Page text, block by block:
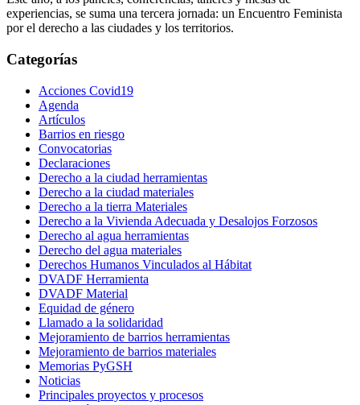
experiencias, se suma una tercera jornada: un Encuentro Feminista
por el derecho a las ciudades y los territorios.
Categorías
Acciones Covid19
Agenda
Artículos
Barrios en riesgo
Convocatorias
Declaraciones
Derecho a la ciudad herramientas
Derecho a la ciudad materiales
Derecho a la tierra Materiales
Derecho a la Vivienda Adecuada y Desalojos Forzosos
Derecho al agua herramientas
Derecho del agua materiales
Derechos Humanos Vinculados al Hábitat
DVADF Herramienta
DVADF Material
Equidad de género
Llamado a la solidaridad
Mejoramiento de barrios herramientas
Mejoramiento de barrios materiales
Memorias PyGSH
Noticias
Principales proyectos y procesos